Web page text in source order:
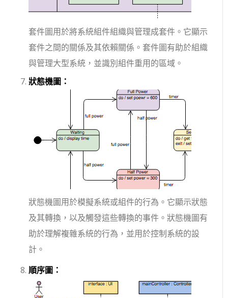
套件圖用於將系統組件組織與管理成套件。它顯示
套件之間的關係及其依賴關係。套件圖有助於組織
與管理大型系統，並識別組件重用的區域。
狀態機圖：
狀態機圖用於模擬系統或組件的行為。它顯示狀態
及其轉換，以及觸發這些轉換的事件。狀態機圖有
助於理解複雜系統的行為，並用於控制系統的設
計。
順序圖：